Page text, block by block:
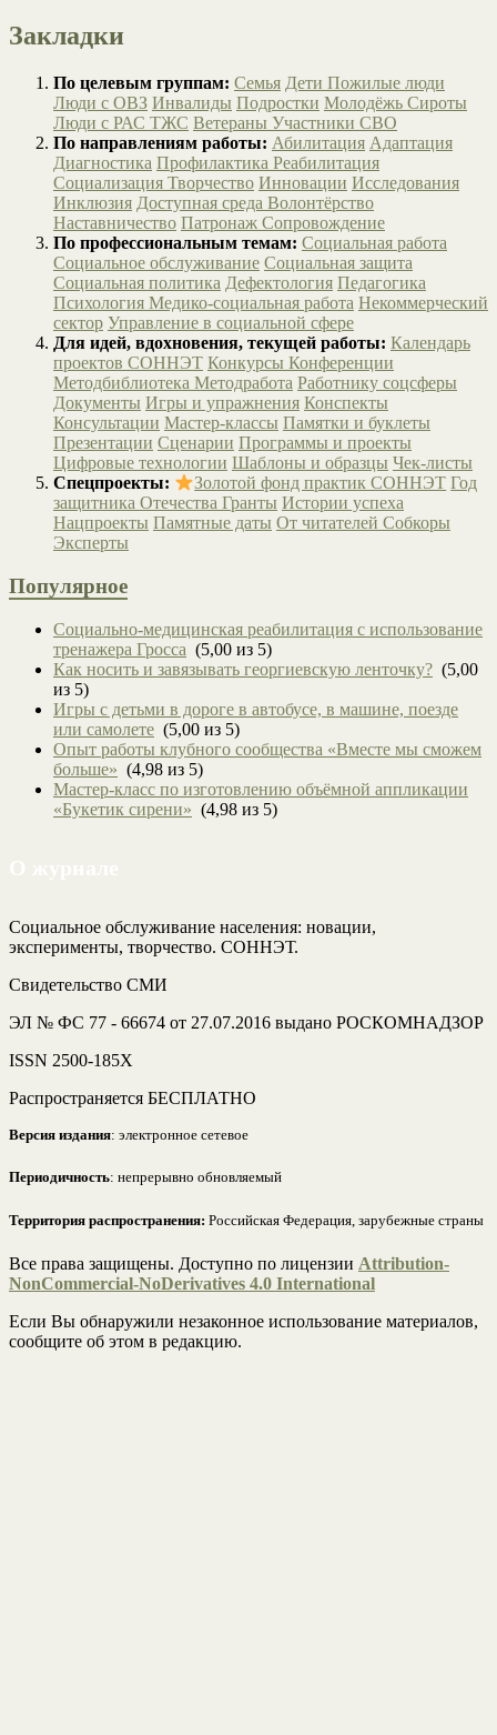
Закладки
По целевым группам: Семья Дети Пожилые люди
Люди с ОВЗ Инвалиды Подростки Молодёжь Сироты
Люди с РАС ТЖС Ветераны Участники СВО
По направлениям работы: Абилитация Адаптация
Диагностика Профилактика Реабилитация
Социализация Творчество Инновации Исследования
Инклюзия Доступная среда Волонтёрство
Наставничество Патронаж Сопровождение
По профессиональным темам: Социальная работа
Социальное обслуживание Социальная защита
Социальная политика Дефектология Педагогика
Психология Медико-социальная работа Некоммерческий
сектор Управление в социальной сфере
Для идей, вдохновения, текущей работы: Календарь
проектов СОННЭТ Конкурсы Конференции
Методбиблиотека Методработа Работнику соцсферы
Документы Игры и упражнения Конспекты
Консультации Мастер-классы Памятки и буклеты
Презентации Сценарии Программы и проекты
Цифровые технологии Шаблоны и образцы Чек-листы
Спецпроекты:
Золотой фонд практик СОННЭТ Год
защитника Отечества Гранты Истории успеха
Нацпроекты Памятные даты От читателей Собкоры
Эксперты
Популярное
Социально-медицинская реабилитация с использование
тренажера Гросса (5,00 из 5)
Как носить и завязывать георгиевскую ленточку? (5,00
из 5)
Игры с детьми в дороге в автобусе, в машине, поезде
или самолете (5,00 из 5)
Опыт работы клубного сообщества «Вместе мы сможем
больше» (4,98 из 5)
Мастер-класс по изготовлению объёмной аппликации
«Букетик сирени» (4,98 из 5)
Социальное обслуживание населения: новации,
эксперименты, творчество. СОННЭТ.
Свидетельство СМИ
ЭЛ № ФС 77 - 66674 от 27.07.2016 выдано РОСКОМНАДЗОР
ISSN 2500-185Х
Распространяется БЕСПЛАТНО
Версия издания: электронное сетевое
Периодичность: непрерывно обновляемый
Территория распространения: Российская Федерация, зарубежные страны
Все права защищены. Доступно по лицензии Attribution-
NonCommercial-NoDerivatives 4.0 International
Если Вы обнаружили незаконное использование материалов,
сообщите об этом в редакцию.